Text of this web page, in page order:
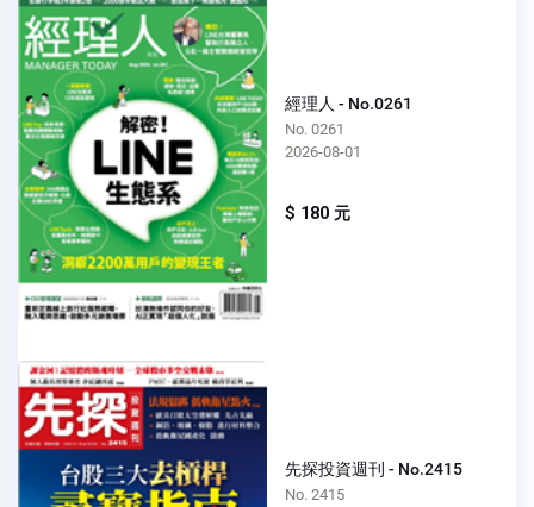
經理人 - No.0261
No. 0261
2026-08-01
$ 180 元
先探投資週刊 - No.2415
No. 2415